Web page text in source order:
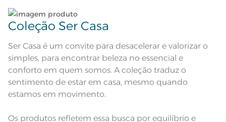
Observações
aparelho celular. Consultar a cor
produto.
Coleção Ser Casa
Ser Casa é um convite para desacelerar e valorizar o
simples, para encontrar beleza no essencial e
conforto em quem somos. A coleção traduz o
sentimento de estar em casa, mesmo quando
estamos em movimento.
Os produtos refletem essa busca por equilíbrio e